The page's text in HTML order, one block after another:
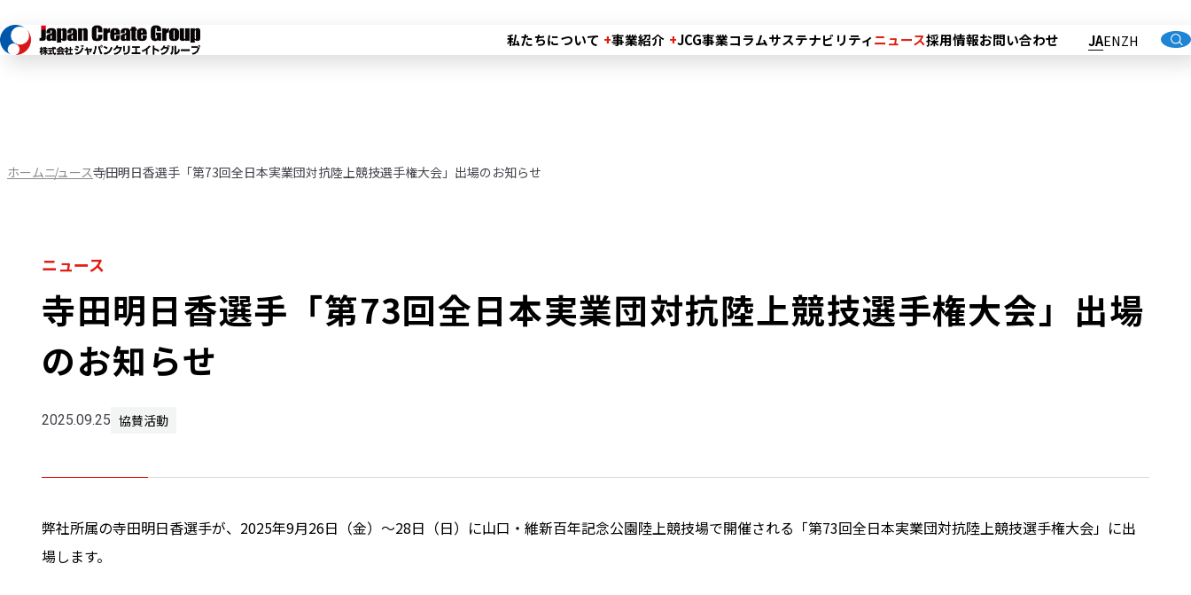
私たちについて 事業紹介 JCG事業コラムサステナビリティニュース採用情報お問い合わせ JAENZH
ホームニュース寺田明日香選手「第73回全日本実業団対抗陸上競技選手権大会」出場のお知らせ
ニュース
寺田明日香選手「第73回全日本実業団対抗陸上競技選手権大会」出場
のお知らせ
2025.09.25 協賛活動
弊社所属の寺田明日香選手が、2025年9月26日（金）～28日（日）に山口・維新百年記念公園陸上競技場で開催される「第73回全日本実業団対抗陸上競技選手権大会」に出
場します。